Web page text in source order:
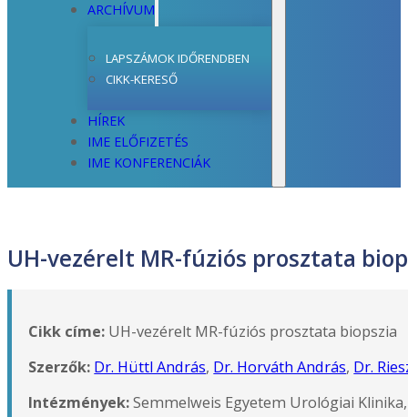
ARCHÍVUM
LAPSZÁMOK IDŐRENDBEN
CIKK-KERESŐ
HÍREK
IME ELŐFIZETÉS
IME KONFERENCIÁK
UH-vezérelt MR-fúziós prosztata
Cikk címe: UH-vezérelt MR-fúziós prosztata biopszia
Szerzők: Dr. Hüttl András, Dr. Horváth András, Dr.
Intézmények:Semmelweis Egyetem Urológiai